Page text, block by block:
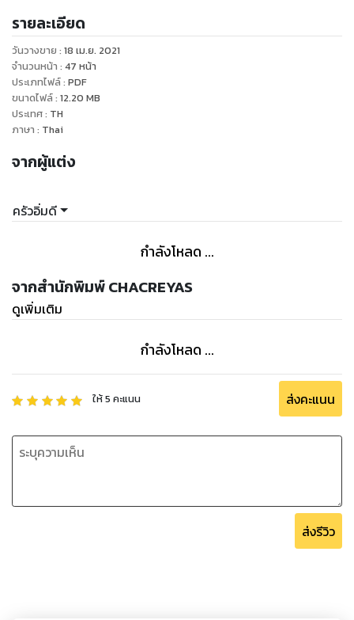
รายละเอียด
วันวางขาย : 18 เม.ย. 2021
จำนวนหน้า : 47 หน้า
ประเภทไฟล์: PDF
ขนาดไฟล์: 12.20 MB
ประเทศ: TH
ภาษา : Thai
จากผู้แต่ง
ครัวอิ่มดี
กำลังโหลด ...
จากสำนักพิมพ์ CHACREYAS
ดูเพิ่มเติม
กำลังโหลด ...
ให้5 คะแนน ส่งคะแนน
ส่งรีวิว